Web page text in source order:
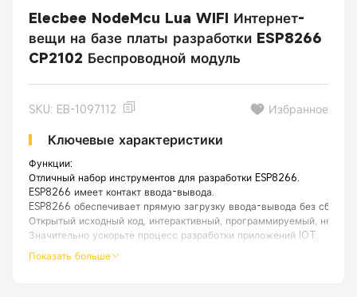
Elecbee NodeMcu Lua WIFI Интернет-
вещи на базе платы разработки ESP8266
CP2102 Беспроводной модуль
SKU: EB-1097112 Избранное
Ключевые характеристики
Функции:
Отличный набор инструментов для разработки ESP8266.
ESP8266 имеет контакт ввода-вывода.
ESP8266 обеспечивает прямую загрузку ввода-вывода без сброса.
Открытый исходный код, интерактивный, программируемый,
Значительно ускорьте процесс разработки приложений IOT.
Показать больше